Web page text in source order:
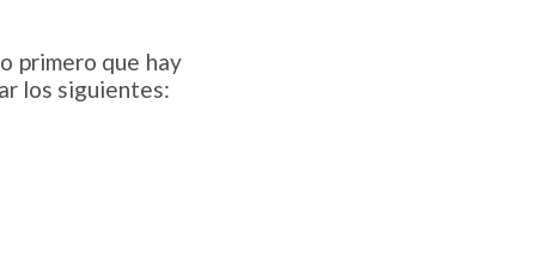
primero que hay
los siguientes: